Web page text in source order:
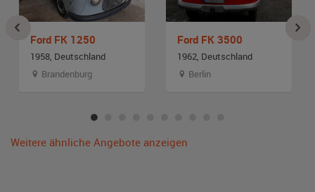
Ford FK 1250
1958, Deutschland
Brandenburg
Ford FK 3500
1962, Deutschland
Berlin
Weitere ähnliche Angebote anzeigen